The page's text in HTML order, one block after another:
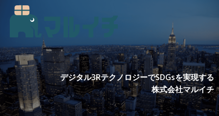
ツ
へ
ス
キ
ッ
プ
デジタル3RテクノロジーでSDGsを実現する
株式会社マルイチ